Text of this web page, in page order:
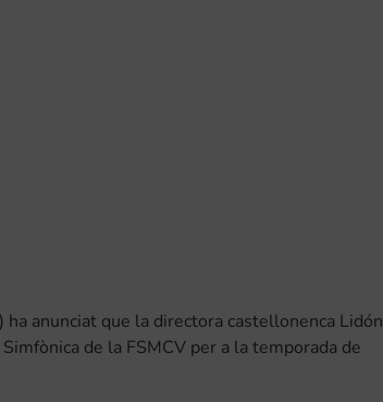
anunciat que la directora castellonenca Lidón
de la FSMCV per a la temporada de